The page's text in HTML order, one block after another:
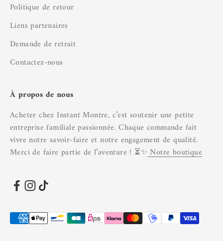
Politique de retour
Liens partenaires
Demande de retrait
Contactez-nous
À propos de nous
Acheter chez Instant Montre, c’est soutenir une petite
entreprise familiale passionnée. Chaque commande fait
vivre notre savoir-faire et notre engagement de qualité.
Merci de faire partie de l’aventure ! ⏳✨ Notre boutique